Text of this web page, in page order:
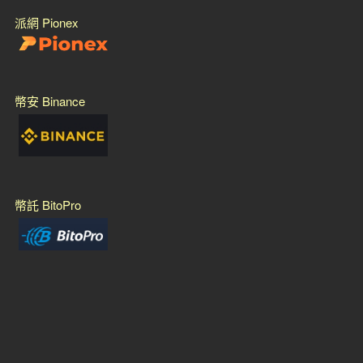
派網 Pionex
幣安 Binance
幣託 BitoPro